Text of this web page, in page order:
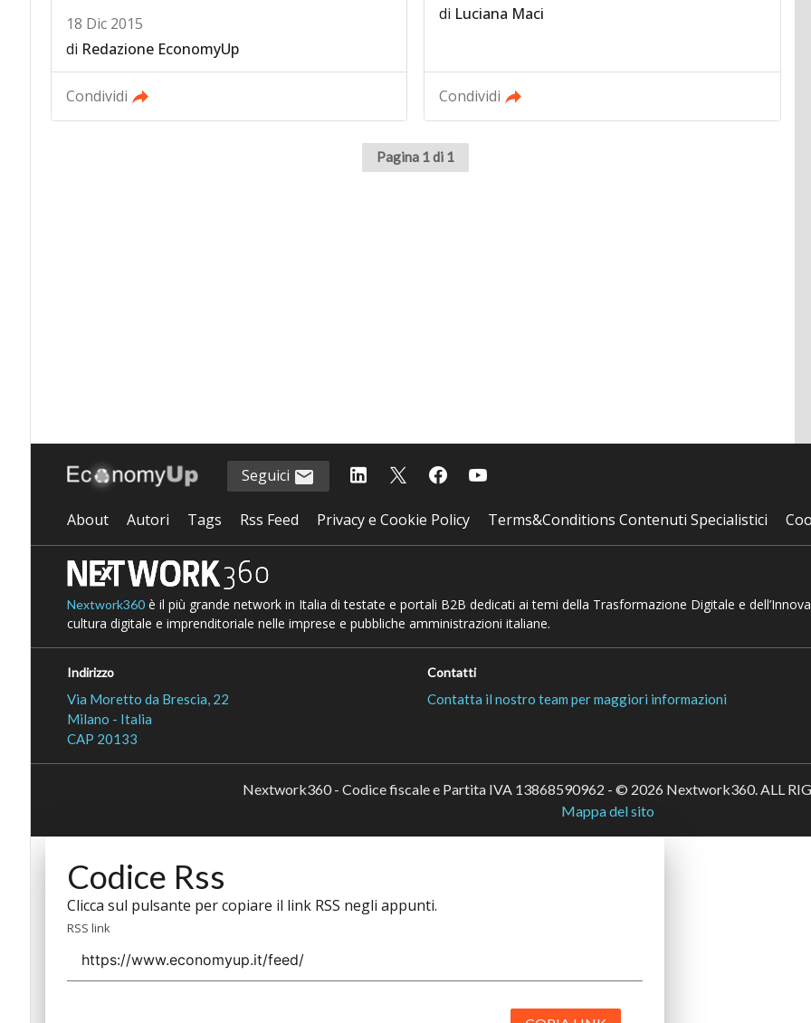
18 Dic 2015
di Redazione EconomyUp
Condividi
di Luciana Maci
Condividi
Pagina 1 di 1
Seguici
About Autori Tags Rss Feed Privacy e Cookie Policy Terms&Conditions Contenuti Specialistici
Nextwork360è il più grande network in Italia di testate e portali B2B dedicati ai temi della Trasformazione Digitale e
cultura digitale e imprenditoriale nelle imprese e pubbliche amministrazioni italiane.
Indirizzo
Via Moretto da Brescia, 22
Milano - Italia
CAP 20133
Contatti
Contatta il nostro team per maggiori informazioni
Nextwork360 - Codice fiscale e Partita IVA 13868590962 - © 2026 Nextwork360. ALL
Mappa del sito
Codice Rss
Clicca sul pulsante per copiare il link RSS negli appunti.
RSS link